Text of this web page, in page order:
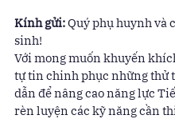
Kính gửi: Quý phụ huynh và
sinh!
Với mong muốn khuyến
tự tin chinh phục những thử
dẫn để nâng cao năng lực
rèn luyện các kỹ năng cần